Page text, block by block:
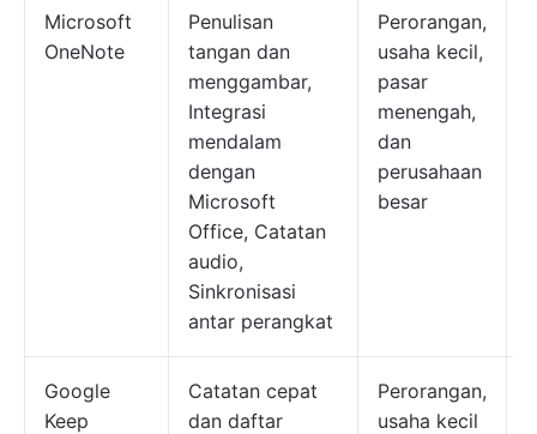
Microsoft
OneNote
Penulisan
tangan dan
menggambar,
Integrasi
mendalam
dengan
Microsoft
Office, Catatan
audio,
Sinkronisasi
antar perangkat
Perorangan,
usaha kecil,
pasar
menengah,
dan
perusahaan
besar
Google
Keep
Catatan cepat
dan daftar
Perorangan,
usaha kecil